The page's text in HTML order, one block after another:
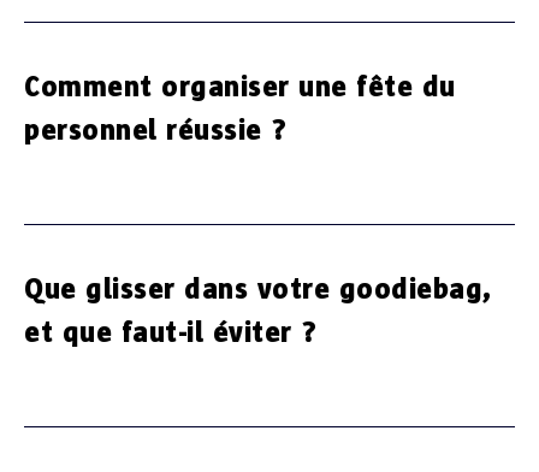
Comment organiser une fête du
personnel réussie ?
Que glisser dans votre goodiebag,
et que faut-il éviter ?